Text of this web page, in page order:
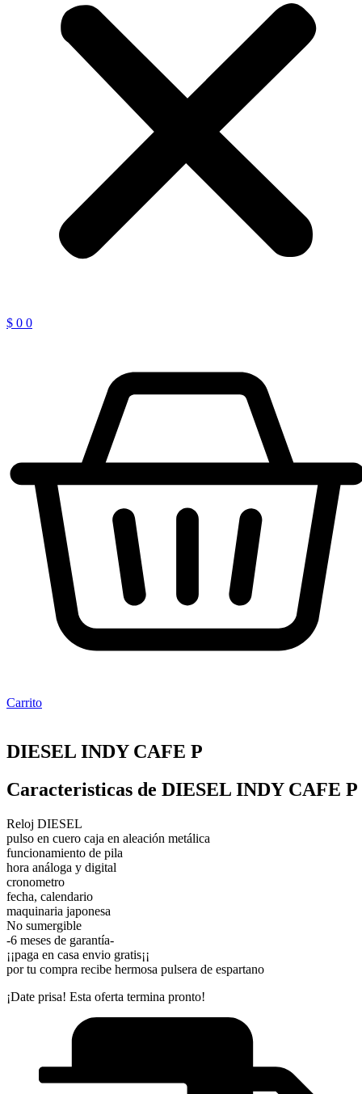
$ 0 0
Carrito
DIESEL INDY CAFE P
Caracteristicas de DIESEL INDY CAFE P
Reloj DIESEL
pulso en cuero caja en aleación metálica
funcionamiento de pila
hora análoga y digital
cronometro
fecha, calendario
maquinaria japonesa
No sumergible
-6 meses de garantía-
¡¡paga en casa envio gratis¡¡
por tu compra recibe hermosa pulsera de espartano
¡Date prisa! Esta oferta termina pronto!